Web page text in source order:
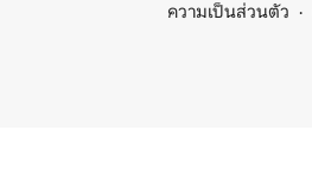
ความเป็นส่วนตัว